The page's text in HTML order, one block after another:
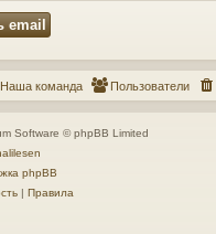
Пользователи
Наша команда
Software © phpBB Limited
phpBB
| Правила